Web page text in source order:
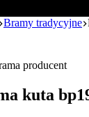
Bramy tradycyjne
kuta